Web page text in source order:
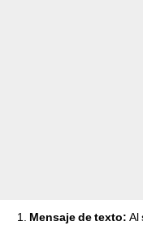
Mensaje de texto: Al